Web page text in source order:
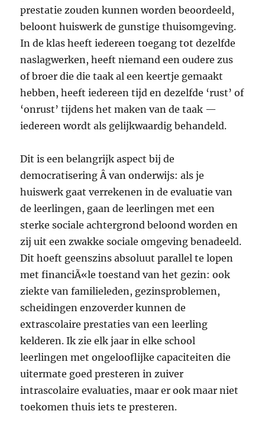
prestatie zouden kunnen worden beoordeeld,
beloont huiswerk de gunstige thuisomgeving.
In de klas heeft iedereen toegang tot dezelfde
naslagwerken, heeft niemand een oudere zus
of broer die die taak al een keertje gemaakt
hebben, heeft iedereen tijd en dezelfde ‘rust’ of
‘onrust’ tijdens het maken van de taak —
iedereen wordt als gelijkwaardig behandeld.
Dit is een belangrijk aspect bij de
democratisering Â van onderwijs: als je
huiswerk gaat verrekenen in de evaluatie van
de leerlingen, gaan de leerlingen met een
sterke sociale achtergrond beloond worden en
zij uit een zwakke sociale omgeving benadeeld.
Dit hoeft geenszins absoluut parallel te lopen
met financiÃ«le toestand van het gezin: ook
ziekte van familieleden, gezinsproblemen,
scheidingen enzoverder kunnen de
extrascolaire prestaties van een leerling
kelderen. Ik zie elk jaar in elke school
leerlingen met ongelooflijke capaciteiten die
uitermate goed presteren in zuiver
intrascolaire evaluaties, maar er ook maar niet
toekomen thuis iets te presteren.